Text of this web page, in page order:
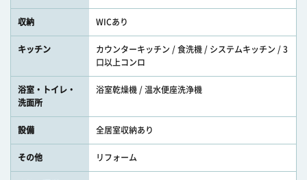
収納 WICあり
キッチン
カウンターキッチン / 食洗機 / システムキッチン / 3
口以上コンロ
浴室・トイレ・
洗面所
浴室乾燥機 / 温水便座洗浄機
設備 全居室収納あり
その他 リフォーム